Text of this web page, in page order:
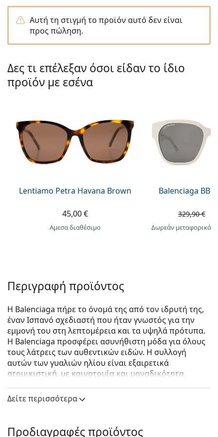
Persol
Prada
Όλες οι μάρκες
Αυτή τη στιγμή το προϊόν αυτό δεν είναι
προς πώληση.
Δες τι επέλεξαν όσοι είδαν το ίδιο
προϊόν με εσένα
Lentiamo Petra Havana Brown
45,00 €
άμεσα διαθέσιμο
Balenciaga
329,90 €
Δωρεάν μεταφορικά
Περιγραφή προϊόντος
Η Balenciaga πήρε το όνομά της από τον ιδρυτή της,
έναν Ισπανό σχεδιαστή που ήταν γνωστός για την
εμμονή του στη λεπτομέρεια και τα υψηλά πρότυπα.
Η Balenciaga προσφέρει ασυνήθιστη μόδα για όλους
τους λάτρεις των αυθεντικών ειδών. Η συλλογή
αυτών των γυαλιών ηλίου είναι εξαιρετικά
ατομικιστική, με καινοτομία και μοναδικότητα.
Balenciaga BB0215SA 002 56είναι γυναικεία γυαλιά
ηλίου.
Το καφέ χρώμα του σκελετού ταιριάζει απόλυτα με
Δείτε περισσότερα
Προδιαγραφές προϊόντος